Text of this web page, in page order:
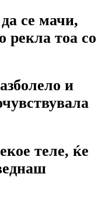
се мачи,
рекла тоа co
и
теле, ќе